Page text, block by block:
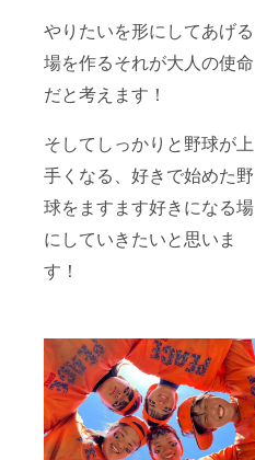
やりたいを形にしてあげる
場を作るそれが大人の使命
だと考えます！
そしてしっかりと野球が上
手くなる、好きで始めた野
球をますます好きになる場
にしていきたいと思いま
す！